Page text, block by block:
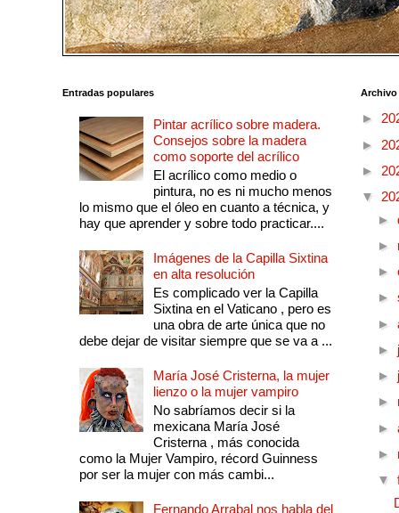
Entradas populares
Pintar acrílico sobre madera.
Consejos sobre la madera
como soporte del acrílico
El acrílico como medio o
pintura, no es ni mucho menos
lo mismo que el óleo en cuanto a técnica, y
hay que aprender y sobre todo practicar....
Imágenes de la Capilla Sixtina
en alta resolución
Es complicado ver la Capilla
Sixtina en el Vaticano , pero es
una obra de arte única que no
debe dejar de visitar siempre que se va a ...
María José Cristerna, la mujer
lienzo o la mujer vampiro
No sabríamos decir si la
mexicana María José
Cristerna , más conocida
como la Mujer Vampiro, récord Guinness
por ser la mujer con más cambi...
Fernando Arrabal nos habla del
►
►
►
▼
►
►
►
►
►
►
►
►
►
►
▼